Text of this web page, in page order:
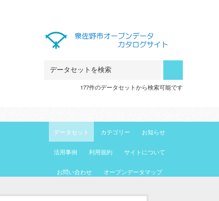
177件のデータセットから検索可能です
データセット カテゴリー お知らせ
活用事例 利用規約 サイトについて
お問い合わせ オープンデータマップ